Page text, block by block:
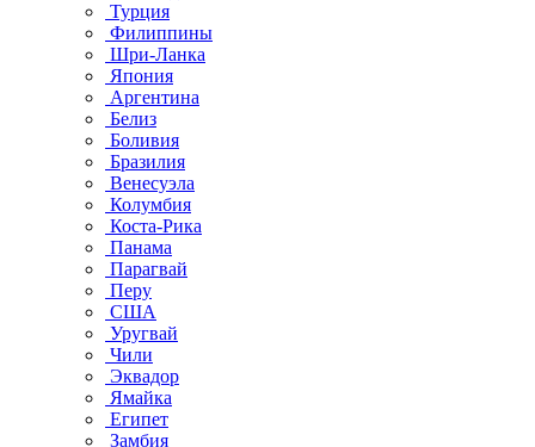
Турция
Филиппины
Шри-Ланка
Япония
Аргентина
Белиз
Боливия
Бразилия
Венесуэла
Колумбия
Коста-Рика
Панама
Парагвай
Перу
США
Уругвай
Чили
Эквадор
Ямайка
Египет
Замбия